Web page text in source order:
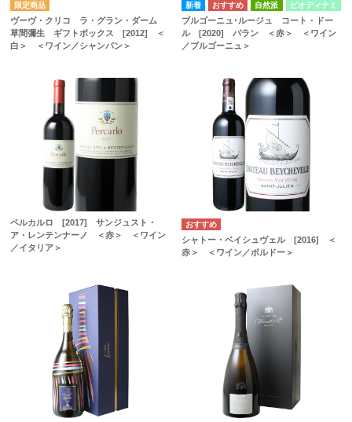
ヴーヴ・クリコ ラ・グラン・ダーム
草間彌生 ギフトボックス [2012] ＜
白＞ ＜ワイン／シャンパン＞
自然派 ビオディナミ
ブルゴーニュ･ルージュ コート・ドー
ル [2020] パラン ＜赤＞ ＜ワイン
／ブルゴーニュ＞
ペルカルロ [2017] サンジュスト・
ア・レンテンナーノ ＜赤＞ ＜ワイン
／イタリア＞
シャトー・ベイシュヴェル [2016] ＜
赤＞ ＜ワイン／ボルドー＞